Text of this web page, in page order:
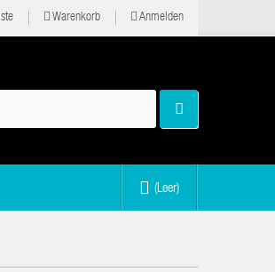
Warenkorb Anmelden
(Leer)